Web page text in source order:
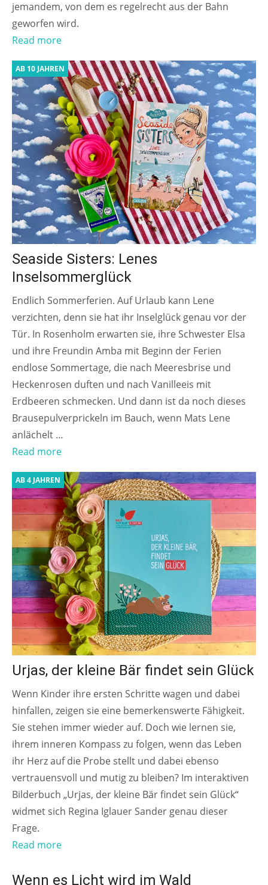
jemandem, von dem es regelrecht aus der Bahn
geworfen wird.
Read more
AB 10 JAHREN
Seaside Sisters: Lenes
Inselsommerglück
Endlich Sommerferien. Auf Urlaub kann Lene
verzichten, denn sie hat ihr Inselglück genau vor der
Tür. In Rosenholm erwarten sie, ihre Schwester Elsa
und ihre Freundin Amba mit Beginn der Ferien
endlose Sommertage, die nach Meeresbrise und
Heckenrosen duften und nach Vanilleeis mit
Erdbeeren schmecken. Und dann ist da noch dieses
Brausepulverprickeln im Bauch, wenn Mats Lene
anlächelt …
Read more
AB 4 JAHREN
Urjas, der kleine Bär findet sein Glück
Wenn Kinder ihre ersten Schritte wagen und dabei
hinfallen, zeigen sie eine bemerkenswerte Fähigkeit.
Sie stehen immer wieder auf. Doch wie lernen sie,
ihrem inneren Kompass zu folgen, wenn das Leben
ihr Herz auf die Probe stellt und dabei ebenso
vertrauensvoll und mutig zu bleiben? Im interaktiven
Bilderbuch „Urjas, der kleine Bär findet sein Glück“
widmet sich Regina Iglauer Sander genau dieser
Frage.
Read more
AB 4 JAHREN
Wenn es Licht wird im Wald